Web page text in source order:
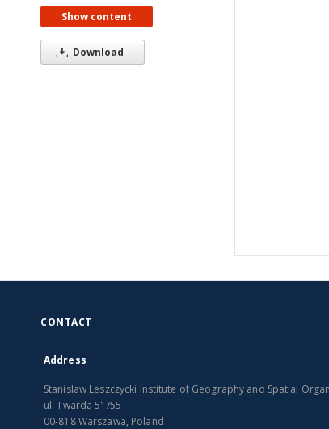
Show content
Download
CONTACT
Address
Stanislaw Leszczycki Institute of Geography and Spatial
ul. Twarda 51/55
00-818 Warszawa, Poland